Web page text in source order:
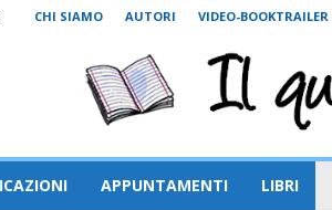
CHI SIAMO AUTORI VIDEO-BOOKTRAILER
APPUNTAMENTI LIBRI